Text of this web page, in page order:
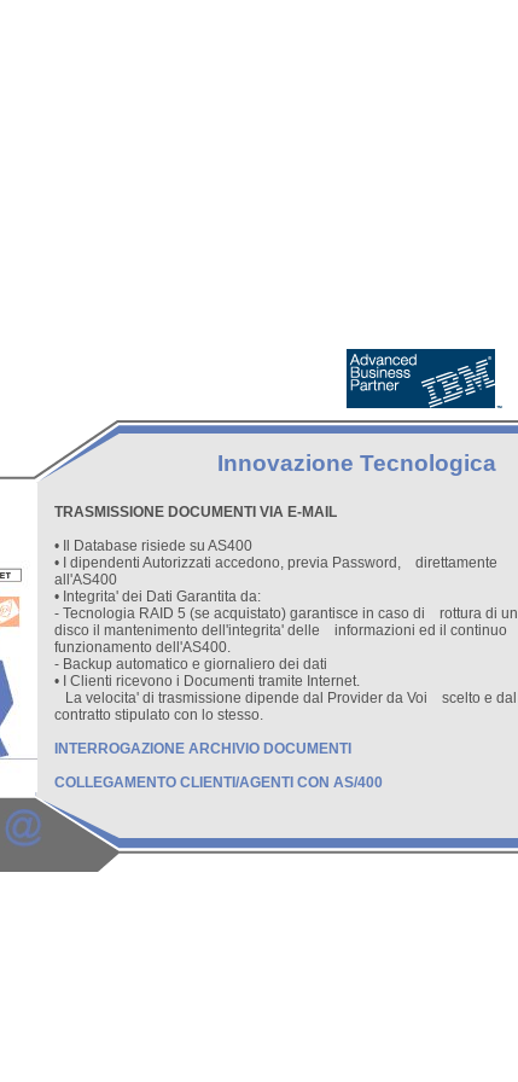
Innovazione Tecnologica
TRASMISSIONE DOCUMENTI VIA E-MAIL
• Il Database risiede su AS400
• I dipendenti Autorizzati accedono, previa Password, direttamente
all'AS400
• Integrita' dei Dati Garantita da:
- Tecnologia RAID 5 (se acquistato) garantisce in caso di rottura di un
disco il mantenimento dell'integrita' delle informazioni ed il continuo
funzionamento dell'AS400.
- Backup automatico e giornaliero dei dati
• I Clienti ricevono i Documenti tramite Internet.
La velocita' di trasmissione dipende dal Provider da Voi scelto e dal
contratto stipulato con lo stesso.
INTERROGAZIONE ARCHIVIO DOCUMENTI
COLLEGAMENTO CLIENTI/AGENTI CON AS/400